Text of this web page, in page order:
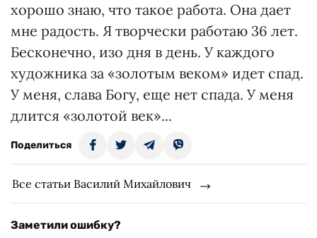
хорошо знаю, что такое работа. Она дает
мне радость. Я творчески работаю 36 лет.
Бесконечно, изо дня в день. У каждого
художника за «золотым веком» идет спад.
У меня, слава Богу, еще нет спада. У меня
длится «золотой век»...
Поделиться
Все статьи Василий Михайлович
Заметили ошибку?